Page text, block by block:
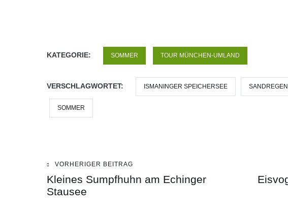
KATEGORIE: SOMMER TOUR MÜNCHEN-UMLAND
VERSCHLAGWORTET: ISMANINGER SPEICHERSEE
SOMMER
Beitragsnavigation
VORHERIGER BEITRAG
Kleines Sumpfhuhn am Echinger
Stausee